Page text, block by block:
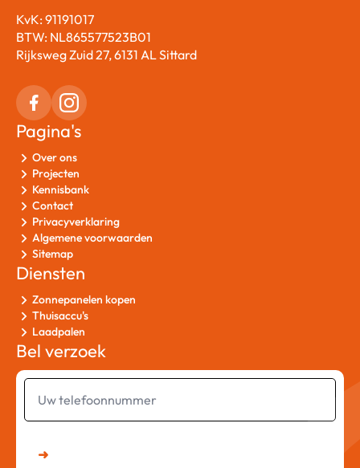
KvK: 91191017
BTW: NL865577523B01
Rijksweg Zuid 27, 6131 AL Sittard
Pagina's
Over ons
Projecten
Kennisbank
Contact
Privacyverklaring
Algemene voorwaarden
Sitemap
Diensten
Zonnepanelen kopen
Thuisaccu's
Laadpalen
Bel verzoek
Uw
telefoonnummer
➜